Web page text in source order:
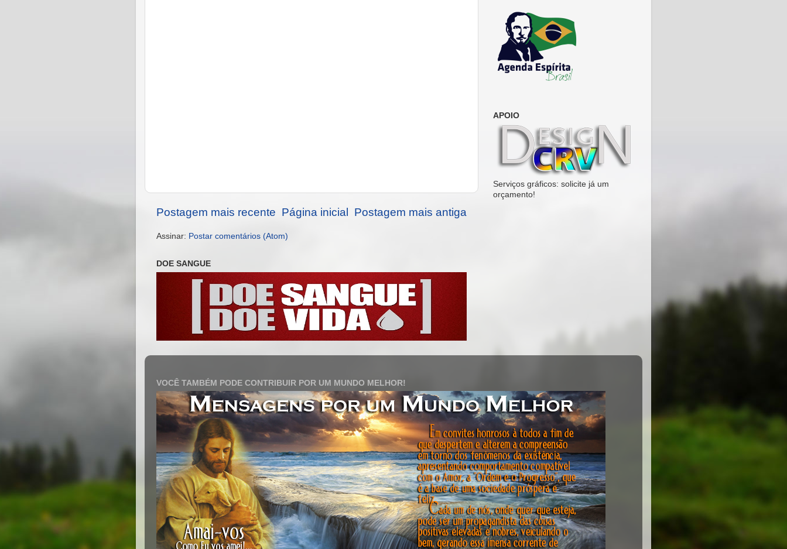
Postagem mais recente Postagem mais antiga
Página inicial
Assinar: Postar comentários (Atom)
DOE SANGUE
APOIO
Serviços gráficos: solicite já um
orçamento!
VOCÊ TAMBÉM PODE CONTRIBUIR POR UM MUNDO MELHOR!